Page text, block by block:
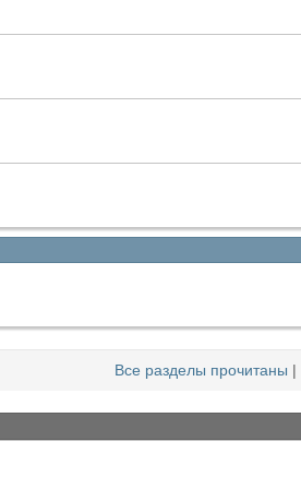
Все разделы прочитаны |